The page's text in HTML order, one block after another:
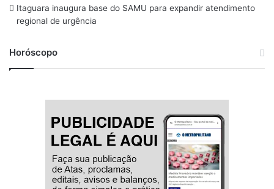
Itaguara inaugura base do SAMU para expandir atendimento
regional de urgência
Horóscopo